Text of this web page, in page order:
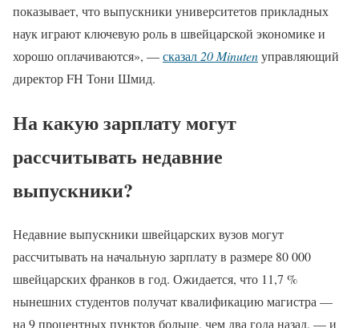
показывает, что выпускники университетов прикладных
наук играют ключевую роль в швейцарской экономике и
хорошо оплачиваются», —сказал 20 Minutenуправляющий
директор FH Тони Шмид.
На какую зарплату могут
рассчитывать недавние
выпускники?
Недавние выпускники швейцарских вузов могут
рассчитывать на начальную зарплату в размере 80 000
швейцарских франков в год. Ожидается, что 11,7 %
нынешних студентов получат квалификацию магистра —
на 9 процентных пунктов больше, чем два года назад, — и